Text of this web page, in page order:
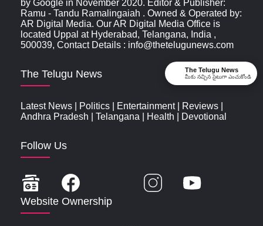
by Google in November 2020. Editor & Publisher:
Ramu - Tandu Ramalingaiah . Owned & Operated by:
AR Digital Media. Our AR Digital Media Office is
located Uppal at Hyderabad, Telangana, India ,
500039, Contact Details : info@thetelugunews.com
The Telugu News
Latest News Politics Entertainment| Reviews
Andhra Pradesh
Telangana Health Devotional
Follow Us
Website Ownership
The Telugu News
మీకు నచ్చిన సైటుగా ఎంచుకోండి